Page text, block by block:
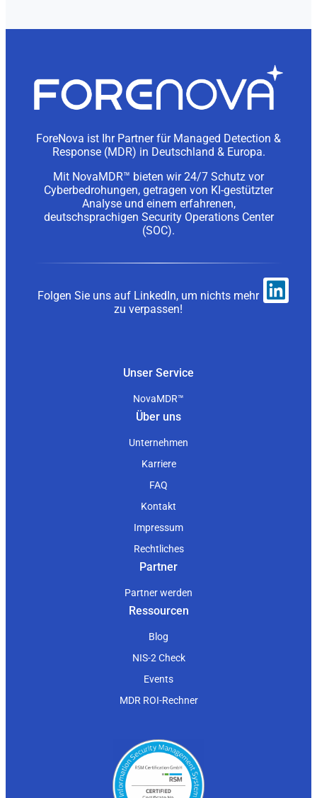
ForeNova ist Ihr Partner für Managed Detection &
Response (MDR) in Deutschland & Europa.
Mit NovaMDR™ bieten wir 24/7 Schutz vor
Cyberbedrohungen, getragen von KI-gestützter
Analyse und einem erfahrenen,
deutschsprachigen Security Operations Center
(SOC).
Folgen Sie uns auf LinkedIn, um nichts mehr
zu verpassen!
Unser Service
NovaMDR™
Über uns
Unternehmen
Karriere
FAQ
Kontakt
Impressum
Rechtliches
Partner
Partner werden
Ressourcen
Blog
NIS-2 Check
Events
MDR ROI-Rechner